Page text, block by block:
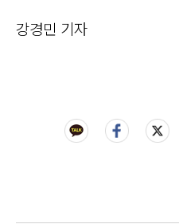
강경민 기자